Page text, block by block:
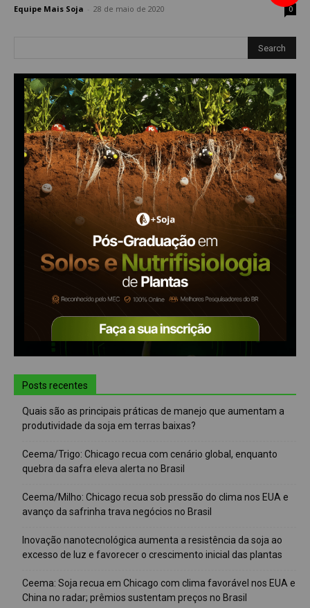
Equipe Mais Soja 28 de maio de 2020 0
Posts recentes
Quais são as principais práticas de manejo que aumentam a
produtividade da soja em terras baixas?
Ceema/Trigo: Chicago recua com cenário global, enquanto
quebra da safra eleva alerta no Brasil
Ceema/Milho: Chicago recua sob pressão do clima nos EUA e
avanço da safrinha trava negócios no Brasil
Inovação nanotecnológica aumenta a resistência da soja ao
excesso de luz e favorecer o crescimento inicial das plantas
Ceema: Soja recua em Chicago com clima favorável nos EUA e
China no radar; prêmios sustentam preços no Brasil